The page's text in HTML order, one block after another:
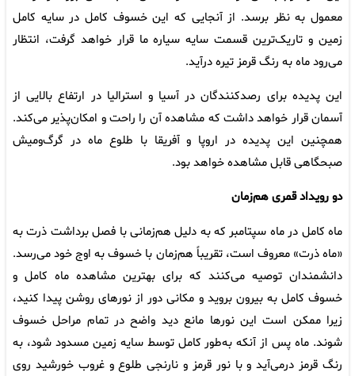
معمول به نظر برسد. از آنجایی که این خسوف کامل در سایه کامل
زمین و تاریک‌ترین قسمت سایه سیاره ما قرار خواهد گرفت، انتظار
می‌رود ماه به رنگ قرمز تیره درآید.
این پدیده برای رصدکنندگان در آسیا و استرالیا در ارتفاع بالایی از
آسمان قرار خواهد داشت که مشاهده آن را راحت و امکان‌پذیر می‌کند.
همچنین این پدیده در اروپا و آفریقا با طلوع ماه در گرگ‌ومیش
صبحگاهی قابل مشاهده خواهد بود.
دو رویداد قمری هم‌زمان
ماه کامل در ماه سپتامبر که به دلیل هم‌زمانی با فصل برداشت ذرت به
«ماه ذرت» معروف است، تقریباً هم‌زمان با خسوف به اوج خود می‌رسد.
دانشمندان توصیه می‌کنند که برای بهترین مشاهده ماه کامل و
خسوف کامل به بیرون بروید و مکانی دور از نورهای روشن پیدا کنید،
زیرا ممکن است این نورها مانع دید واضح در تمام مراحل خسوف
شوند. ماه پس از آنکه به‌طور کامل توسط سایه زمین مسدود شود، به
رنگ قرمز درمی‌آید و با نور قرمز و نارنجی طلوع و غروب خورشید روی